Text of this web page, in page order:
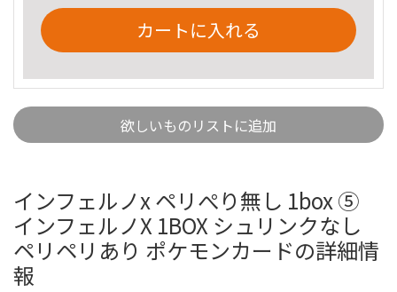
カートに入れる
欲しいものリストに追加
インフェルノx ペリぺり無し 1box ⑤
インフェルノX 1BOX シュリンクなし
ペリペリあり ポケモンカードの詳細情
報